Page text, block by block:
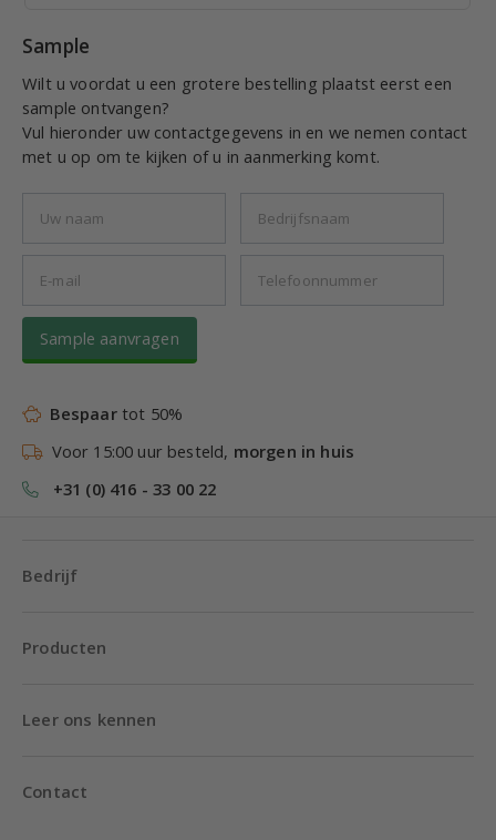
Sample
Wilt u voordat u een grotere bestelling plaatst eerst een
sample ontvangen?
Vul hieronder uw contactgegevens in en we nemen contact
met u op om te kijken of u in aanmerking komt.
Sample aanvragen
Bespaartot 50%
Voor 15:00 uur besteld, morgen in huis
+31 (0) 416 - 33 00 22
Bedrijf
Producten
Leer ons kennen
Contact